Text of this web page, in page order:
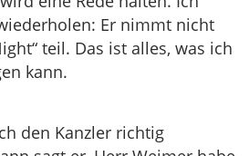
Er nimmt nicht
teil. Das ist alles, was ich
kann.
den Kanzler richtig